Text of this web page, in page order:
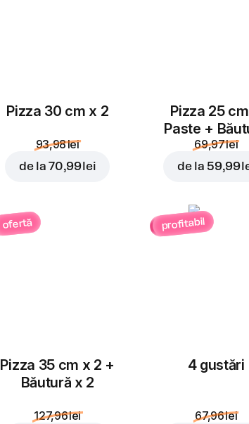
Pizza 30 cm x 2
93,98 lei
de la70,99 lei
Pizza 25
Paste +
69,97 lei
de la 59,99
ofertă
Pizza 35 cm x 2 +
Băutură x 2
127,96 lei
profitabil
4 gustări
67,96 lei